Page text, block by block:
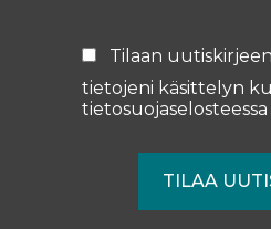
Tilaan
tietojeni käsittelyn
tietosuojaselosteessa